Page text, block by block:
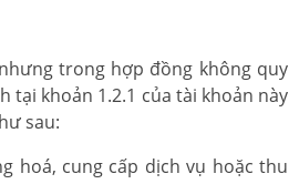
trong hợp đồng không quy
tại khoản 1.2.1 của tài khoản này
sau:
hoá, cung cấp dịch vụ hoặc thu